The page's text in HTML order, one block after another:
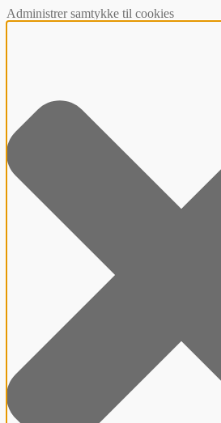
Administrer samtykke til cookies